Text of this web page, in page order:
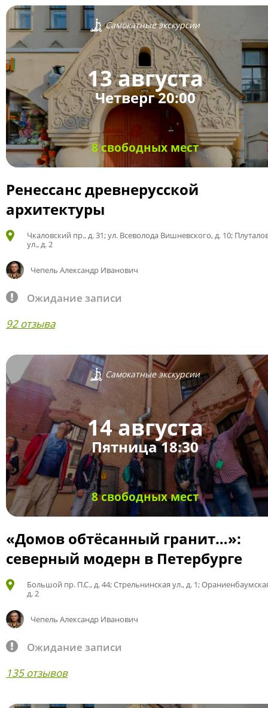
Самокатные экскурсии
13 августа
Четверг 20:00
8 свободных мест
Ренессанс древнерусской
архитектуры
Чкаловский пр., д. 31; ул. Всеволода Вишневского, д. 10;
ул., д. 2
Чепель Александр Иванович
Ожидание записи
92 отзыва
Самокатные экскурсии
14 августа
Пятница 18:30
8 свободных мест
«Домов обтёсанный гранит…»:
северный модерн в Петербурге
Большой пр. П.С., д. 44; Стрельнинская ул., д. 1;
д. 2
Чепель Александр Иванович
Ожидание записи
135 отзывов